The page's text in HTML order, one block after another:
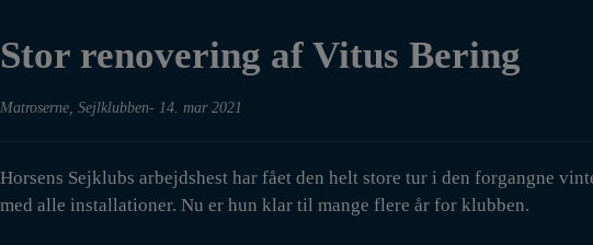
Stor renovering af Vitus Bering
Matroserne, Sejlklubben 14. mar 2021
Horsens Sejklubs arbejdshest har fået den helt store tur i den forgangne
med alle installationer. Nu er hun klar til mange flere år for klubben.